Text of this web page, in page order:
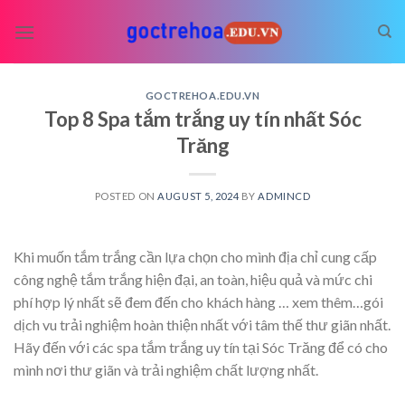
GOCTREHOA.EDU.VN
Top 8 Spa tắm trắng uy tín nhất Sóc
Trăng
POSTED ON AUGUST 5, 2024 BY ADMINCD
Khi muốn tắm trắng cần lựa chọn cho mình địa chỉ cung cấp
công nghệ tắm trắng hiện đại, an toàn, hiệu quả và mức chi
phí hợp lý nhất sẽ đem đến cho khách hàng
… xem thêm… gói
dịch vu trải nghiệm hoàn thiện nhất với tâm thế thư giãn nhất.
Hãy đến với các spa tắm trắng uy tín tại Sóc Trăng để có cho
mình nơi thư giãn và trải nghiệm chất lượng nhất.